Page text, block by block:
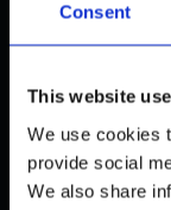
Consent
This website
We use cookies
provide social
We also share
PUBLIC
REALTID —